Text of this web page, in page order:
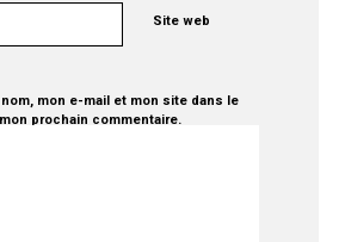
Site web
mon e-mail et mon site dans le
prochain commentaire.